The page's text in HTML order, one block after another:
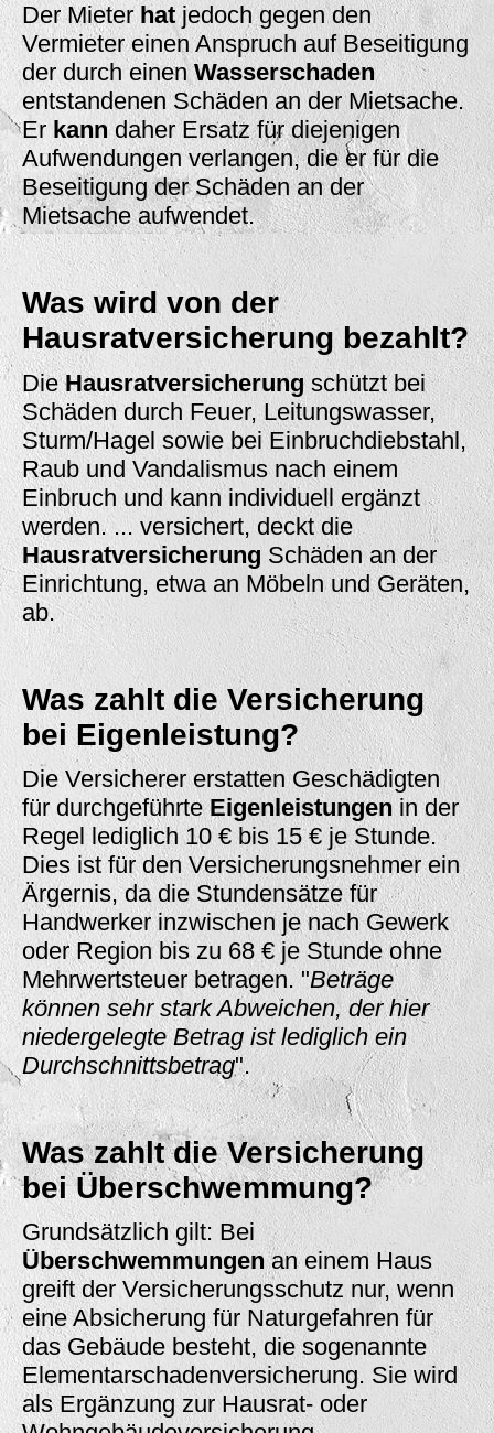
Der Mieter hatjedoch gegen den
Vermieter einen Anspruch auf Beseitigung
der durch einenWasserschaden
entstandenen Schäden an der Mietsache.
Er kanndaher Ersatz für diejenigen
Aufwendungen verlangen, die er für die
Beseitigung der Schäden an der
Mietsache aufwendet.
Was wird von der
Hausratversicherung bezahlt?
DieHausratversicherungschützt bei
Schäden durch Feuer, Leitungswasser,
Sturm/Hagel sowie bei Einbruchdiebstahl,
Raub und Vandalismus nach einem
Einbruch und kann individuell ergänzt
werden. ... versichert, deckt die
Hausratversicherung Schäden an der
Einrichtung, etwa an Möbeln und Geräten,
ab.
Was zahlt die Versicherung
bei Eigenleistung?
Die Versicherer erstatten Geschädigten
für durchgeführteEigenleistungenin der
Regel lediglich 10 € bis 15 € je Stunde.
Dies ist für den Versicherungsnehmer ein
Ärgernis, da die Stundensätze für
Handwerker inzwischen je nach Gewerk
oder Region bis zu 68 € je Stunde ohne
Mehrwertsteuer betragen. "Beträge
können sehr stark Abweichen, der hier
niedergelegte Betrag ist lediglich ein
Durchschnittsbetrag".
Was zahlt die Versicherung
bei Überschwemmung?
Grundsätzlich gilt: Bei
Überschwemmungenan einem Haus
greift der Versicherungsschutz nur, wenn
eine Absicherung für Naturgefahren für
das Gebäude besteht, die sogenannte
Elementarschadenversicherung. Sie wird
als Ergänzung zur Hausrat- oder